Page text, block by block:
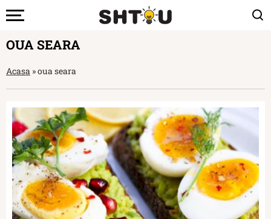
OUA SEARA
Acasa »oua seara